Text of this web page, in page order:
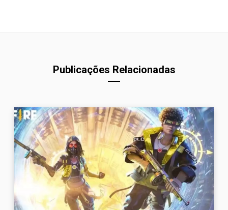
Publicações Relacionadas